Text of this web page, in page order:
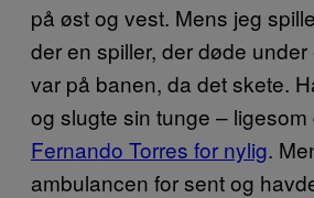
på øst og vest. Mens jeg
der en spiller, der døde
var på banen, da det skete.
og slugte sin tunge –
Fernando Torres for nylig.
ambulancen for sent og